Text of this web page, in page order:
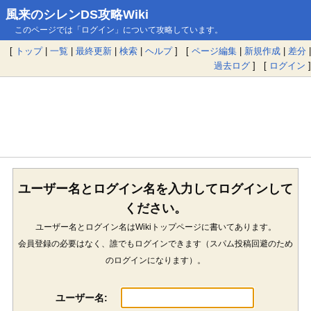
風来のシレンDS攻略Wiki
このページでは「ログイン」について攻略しています。
[ トップ| 一覧 | 最終更新 | 検索 | ヘルプ] [ ページ編集 | 新規作成 | 差分 |
過去ログ ] [ ログイン ]
ユーザー名とログイン名を入力してログインして
ください。
ユーザー名とログイン名はWikiトップページに書いてあります。
会員登録の必要はなく、誰でもログインできます（スパム投稿回避のため
のログインになります）。
ユーザー名: